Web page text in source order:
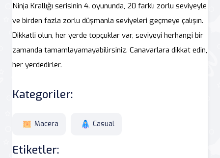
Ninja Krallığı serisinin 4. oyununda, 20 farklı zorlu seviyeyle
ve birden fazla zorlu düşmanla seviyeleri geçmeye çalışın.
Dikkatli olun, her yerde topçuklar var, seviyeyi herhangi bir
zamanda tamamlayamayabilirsiniz. Canavarlara dikkat edin,
her yerdedirler.
Kategoriler:
Macera Casual
Etiketler: